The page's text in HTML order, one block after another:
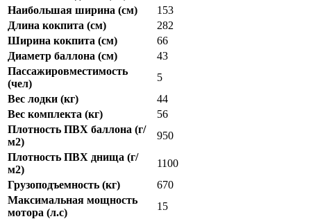
Наибольшая ширина (см)
153
Длина кокпита (см)
282
Ширина кокпита (см)
66
Диаметр баллона (см)
43
Пассажировместимость
(чел)
5
Вес лодки (кг)
44
Вес комплекта (кг)
56
Плотность ПВХ баллона (г/
м2)
950
Плотность ПВХ днища (г/
м2)
1100
Грузоподъемность (кг)
670
Максимальная мощность
мотора (л.с)
15